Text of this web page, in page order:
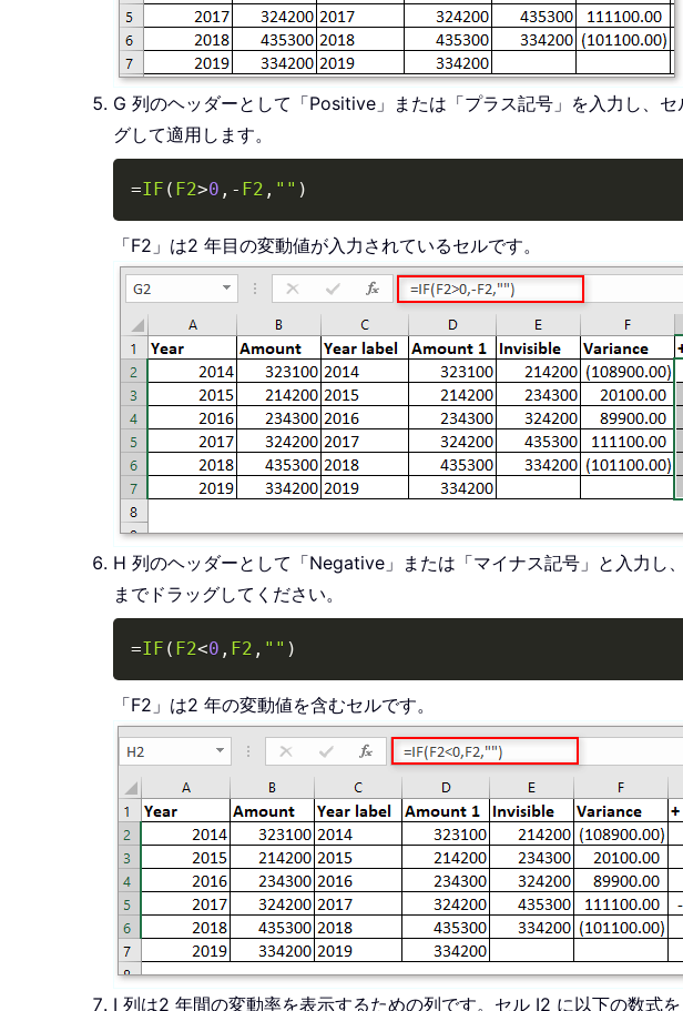
G 列のヘッダーとして「Positive」または「プラス記号」を入力し、
グして適用します。
=IF ( F2>0 , - F2 , "" )
「F2」は2 年目の変動値が入力されているセルです。
H 列のヘッダーとして「Negative」または「マイナス記号」と入力
までドラッグしてください。
=IF ( F2<0 , F2 , "" )
「F2」は2 年の変動値を含むセルです。
I 列は2 年間の変動率を表示するための列です。セル I2 に以下の数式